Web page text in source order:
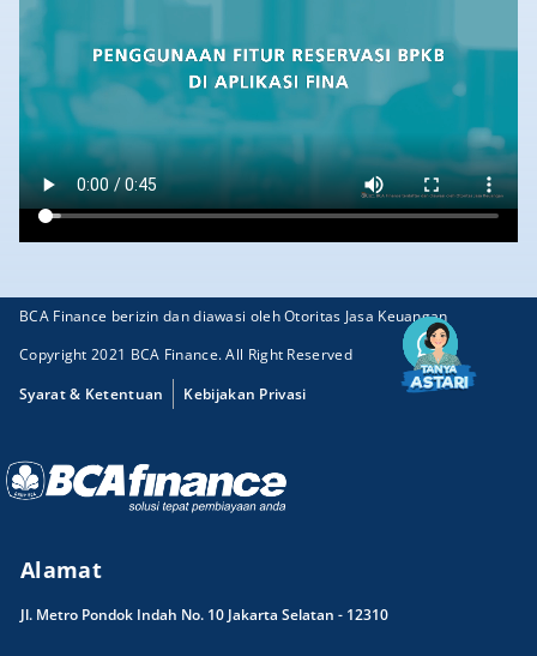
BCA Finance berizin dan diawasi oleh Otoritas Jasa Keuangan
Copyright 2021 BCA Finance. All Right Reserved
Syarat & Ketentuan
Kebijakan Privasi
Alamat
Jl. Metro Pondok Indah No. 10 Jakarta Selatan - 12310